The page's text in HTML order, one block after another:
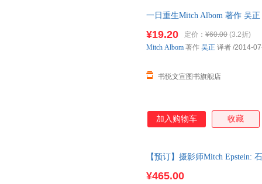
一日重生Mitch Albom 著作 吴
¥19.20 定价： ¥60.00 (3.2折)
书悦文宣图书旗舰店
Mitch Albom 著作 吴正 译者 /2014-
加入购物车 收藏
【预订】摄影师Mitch Epstein:
¥465.00